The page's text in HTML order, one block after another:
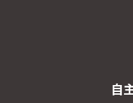
自